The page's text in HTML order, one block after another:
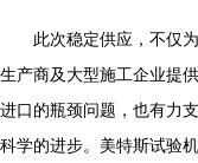
此次稳定供应，不仅
生产商及大型施工企业提
进口的瓶颈问题，也有力
科学的进步。美特斯试验